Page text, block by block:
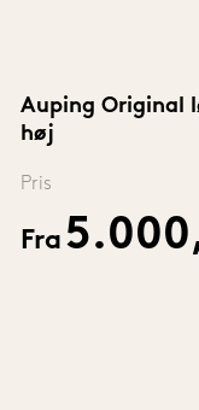
Auping Original
høj
Pris
Fra